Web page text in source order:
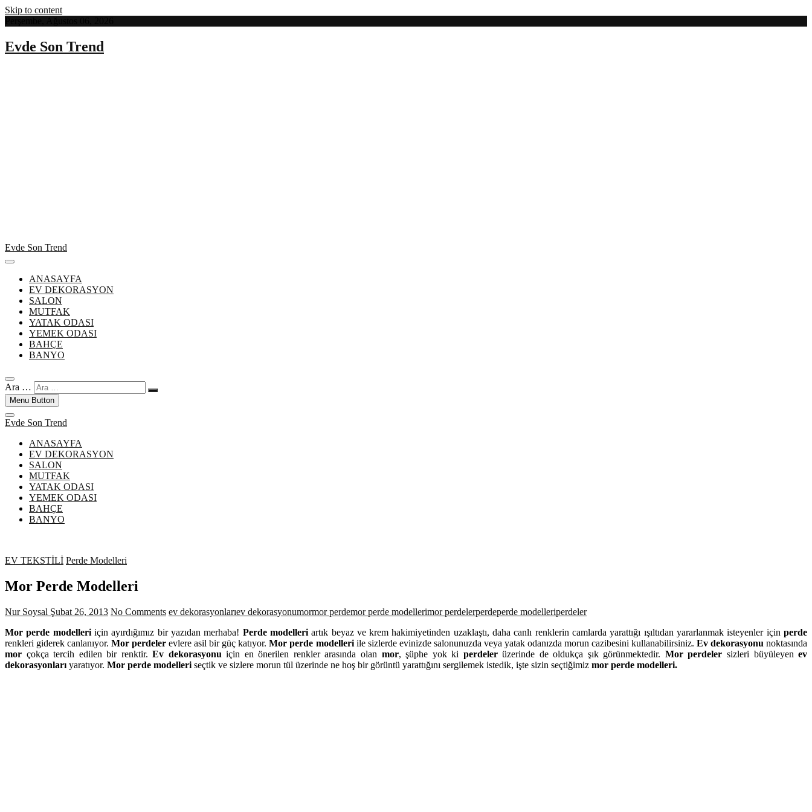
Skip to content
Evde Son Trend
Evde Son Trend
ANASAYFA
EV DEKORASYON
SALON
MUTFAK
YATAK ODASI
YEMEK ODASI
BAHÇE
BANYO
Ara …
Menu Button
Evde Son Trend
ANASAYFA
EV DEKORASYON
SALON
MUTFAK
YATAK ODASI
YEMEK ODASI
BAHÇE
BANYO
EV TEKSTİLİ Perde Modelleri
Mor Perde Modelleri
Nur Soysal Şubat 26, 2013 No Comments ev dekorasyonlarıev dekorasyonumormor perdemor perde modellerimor perdelerperdeperde modelleriperdeler
Mor perde modelleriiçin ayırdığımız bir yazıdan merhaba! Perde modelleriartık beyaz ve krem hakimiyetinden uzaklaştı, daha canlı renklerin camlarda yarattığı ışıltıdan yararlanmak isteyenler içinperde
renkleri giderek canlanıyor.Mor perdeler evlere asil bir güç katıyor.Mor perde modelleriile sizlerde evinizde salonunuzda veya yatak odanızda morun cazibesini kullanabilirsiniz. Ev dekorasyonu noktasında
mor çokça tercih edilen bir renktir.Ev dekorasyonu için en önerilen renkler arasında olan mor, şüphe yok ki perdelerüzerinde de oldukça şık görünmektedir. Mor perdeler sizleri büyüleyenev
dekorasyonları yaratıyor. Mor perde modelleri seçtik ve sizlere morun tül üzerinde ne hoş bir görüntü yarattığını sergilemek istedik, işte sizin seçtiğimiz mor perde modelleri.